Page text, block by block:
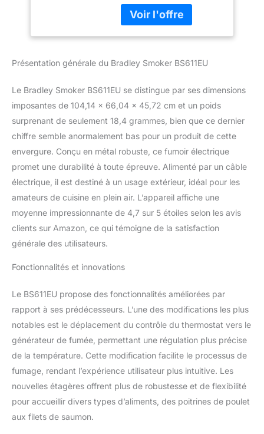
fumée Le modèle
dispose de 4 grilles/
Fumer à chaud et à froid
Présentation générale du Bradley Smoker BS611EU
Le Bradley Smoker BS611EU se distingue par ses dimensions
imposantes de 104,14 x 66,04 x 45,72 cm et un poids
surprenant de seulement 18,4 grammes, bien que ce dernier
chiffre semble anormalement bas pour un produit de cette
envergure. Conçu en métal robuste, ce fumoir électrique
promet une durabilité à toute épreuve. Alimenté par un câble
électrique, il est destiné à un usage extérieur, idéal pour les
amateurs de cuisine en plein air. L’appareil affiche une
moyenne impressionnante de 4,7 sur 5 étoiles selon les avis
clients sur Amazon, ce qui témoigne de la satisfaction
générale des utilisateurs.
Fonctionnalités et innovations
Le BS611EU propose des fonctionnalités améliorées par
rapport à ses prédécesseurs. L’une des modifications les plus
notables est le déplacement du contrôle du thermostat vers le
générateur de fumée, permettant une régulation plus précise
de la température. Cette modification facilite le processus de
fumage, rendant l’expérience utilisateur plus intuitive. Les
nouvelles étagères offrent plus de robustesse et de flexibilité
pour accueillir divers types d’aliments, des poitrines de poulet
aux filets de saumon.